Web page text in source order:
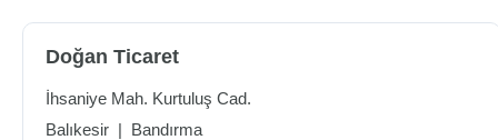
Doğan Ticaret
İhsaniye Mah. Kurtuluş Cad.
Balıkesir | Bandırma